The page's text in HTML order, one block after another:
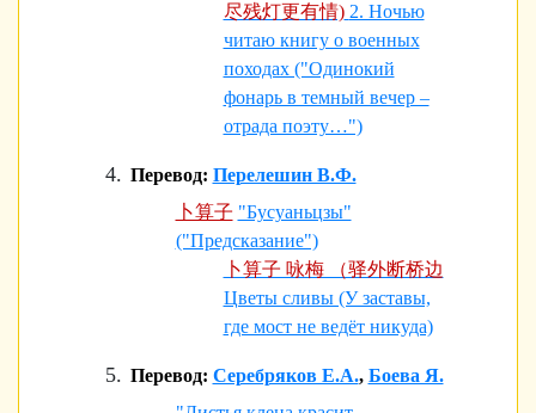
尽残灯更有情) 2. Ночью
читаю книгу о военных
походах ("Одинокий
фонарь в темный вечер –
отрада поэту…")
Перевод: Перелешин В.Ф.
卜算子 "Бусуаньцзы"
("Предсказание")
卜算子 咏梅 （驿外断桥边
Цветы сливы (У заставы,
где мост не ведёт никуда)
Перевод: Серебряков Е.А., Боева Я.